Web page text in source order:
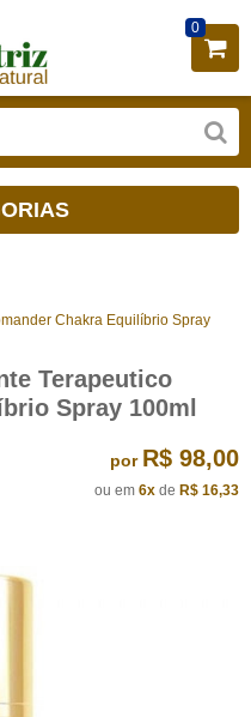
0
Chakra Equilíbrio Spray
Terapeutico
Spray 100ml
por R$ 98,00
ou em 6x de R$ 16,33